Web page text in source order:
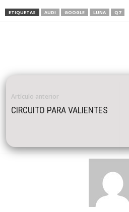
ETIQUETAS AUDI GOOGLE LUNA Q7
Artículo anterior
CIRCUITO PARA VALIENTES